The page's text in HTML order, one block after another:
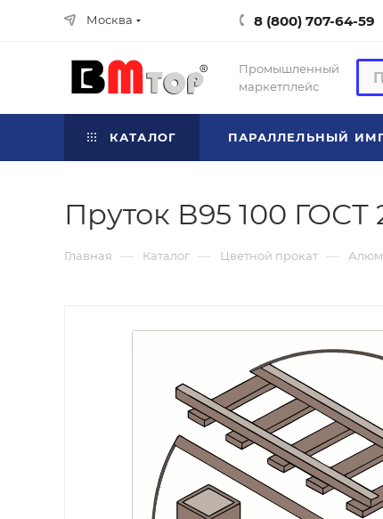
Москва 8 (800) 707-64-59
Промышленный
маркетплейс
КАТАЛОГ ПАРАЛЛЕЛЬНЫЙ
Пруток В95 100 ГОСТ
Главная — Каталог — Цветной прокат —